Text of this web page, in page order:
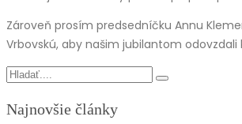
Zároveň prosím predsedníčku Annu
Vrbovskú, aby našim jubilantom odovzdali
Najnovšie články